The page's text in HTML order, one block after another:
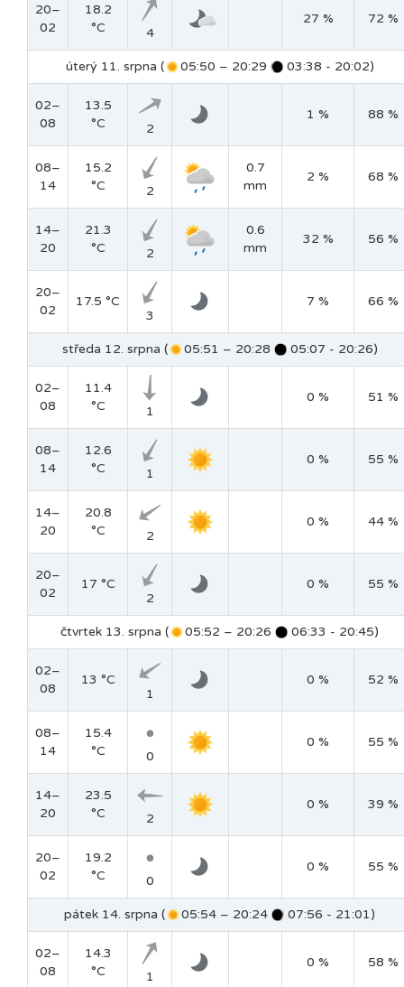
20–
02
18.2
°C
4
27 % 72 %
úterý 11. srpna ( 05:50 – 20:29 03:38 - 20:02)
02–
08
13.5
°C
2
1 % 88 %
08–
14
15.2
°C
2
0.7
mm
2 % 68 %
14–
20
21.3
°C
2
0.6
mm
32 % 56 %
20–
02
17.5 °C
3
7 % 66 %
středa 12. srpna ( 05:51 – 20:28 05:07 - 20:26)
02–
08
11.4
°C
1
0 % 51 %
08–
14
12.6
°C
1
0 % 55 %
14–
20
20.8
°C
2
0 % 44 %
20–
02
17 °C
2
0 % 55 %
čtvrtek 13. srpna ( 05:52 – 20:26 06:33 - 20:45)
02–
08
13 °C
1
0 % 52 %
08–
14
15.4
°C
0
0 % 55 %
14–
20
23.5
°C
2
0 % 39 %
20–
02
19.2
°C
0
0 % 55 %
pátek 14. srpna ( 05:54 – 20:24 07:56 - 21:01)
02–
08
14.3
°C
1
0 % 58 %